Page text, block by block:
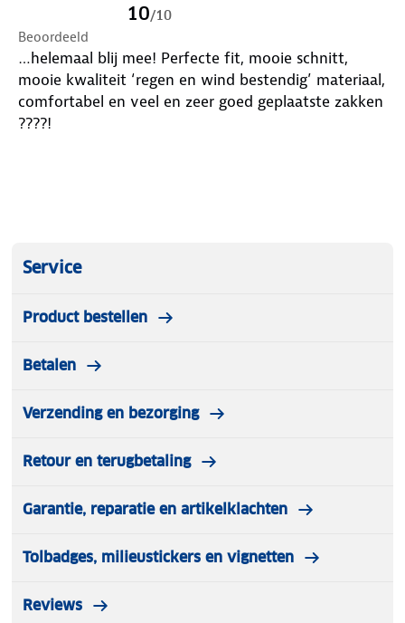
10/10
Beoordeeld
…helemaal blij mee! Perfecte fit, mooie schnitt,
mooie kwaliteit ‘regen en wind bestendig’ materiaal,
comfortabel en veel en zeer goed geplaatste zakken
????!
Service
Product bestellen
Betalen
Verzending en bezorging
Retour en terugbetaling
Garantie, reparatie en artikelklachten
Tolbadges, milieustickers en vignetten
Reviews